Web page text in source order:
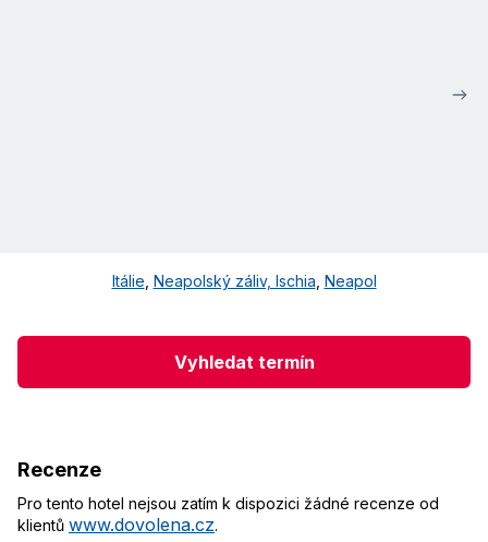
Itálie Neapolský záliv, Ischia Neapol
Vyhledat termín
Recenze
Pro tento hotel nejsou zatím k dispozici žádné recenze od
klientů www.dovolena.cz.